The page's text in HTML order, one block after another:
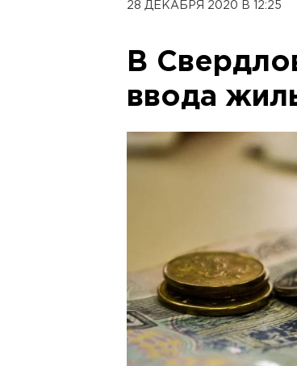
28 ДЕКАБРЯ 2020 В 12:25
В
ввода